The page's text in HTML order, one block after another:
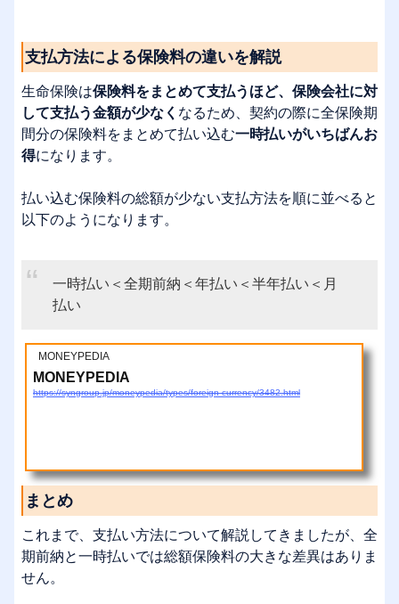
支払方法による保険料の違いを解説
生命保険は保険料をまとめて支払うほど、保険会社に対
して支払う金額が少なく なるため、契約の際に全保険期
間分の保険料をまとめて払い込む一時払いがいちばんお
得になります。
払い込む保険料の総額が少ない支払方法を順に並べると
以下のようになります。
一時払い＜全期前納＜年払い＜半年払い＜月
払い
MONEYPEDIA
MONEYPEDIA
https://syngroup.jp/moneypedia/types/foreign-currency/3482.html
まとめ
これまで、支払い方法について解説してきましたが、全
期前納と一時払いでは総額保険料の大きな差異はありま
せん。